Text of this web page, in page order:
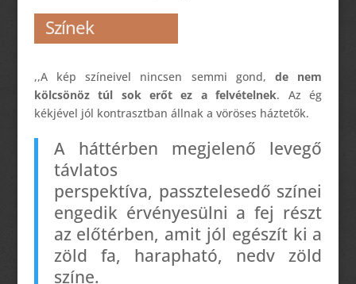
Színek
,,A képszíneivel nincsen semmi gond,de nem
kölcsönöz túl sok erőt ez a felvételnek. Az ég
kékjével jól kontrasztban állnak a vöröses háztetők.
A háttérben megjelenő levegő
távlatos
perspektíva, passztelesedő színei
engedik érvényesülni a fej részt
az előtérben, amit jól egészít ki a
zöld fa, harapható, nedv zöld
színe.